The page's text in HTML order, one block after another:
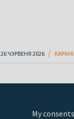
26 ЧЭРВЕНЯ 2026
My consents